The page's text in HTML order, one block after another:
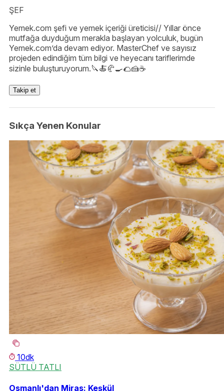
ŞEF
Yemek.com şefi ve yemek içeriği üreticisi// Yıllar önce
mutfağa duyduğum merakla başlayan yolculuk, bugün
Yemek.com’da devam ediyor. MasterChef ve sayısız
projeden edindiğim tüm bilgi ve heyecanı tariflerimde
sizinle buluşturuyorum.🔪🍝🥐🍳🌮🍰☕️
Takip et
Sıkça Yenen Konular
10dk
SÜTLÜ TATLI
Osmanlı'dan Miras: Keşkül